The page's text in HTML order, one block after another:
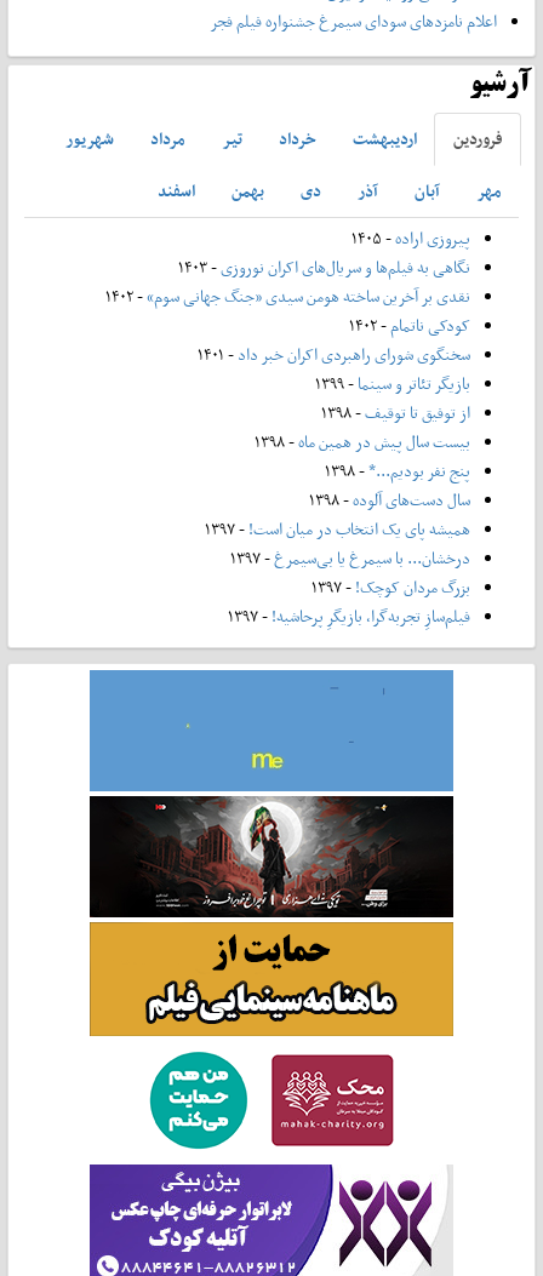
اعلام نامزدهای سودای سیمرغ جشنواره فیلم فجر
آرشیو
فروردين ارديبهشت خرداد تير مرداد
شهريور
مهر
آبان آذر دی بهمن
اسفند
پیروزی اراده- ۱۴۰۵
نگاهی به فیلم‌ها و سریال‌های اکران نوروزی- ۱۴۰۳
نقدی بر آخرین ساخته هومن سیدی «جنگ جهانی سوم»- ۱۴۰۲
کودکی ناتمام- ۱۴۰۲
سخنگوی شورای راهبردی اکران خبر داد- ۱۴۰۱
بازیگر تئاتر و سینما- ۱۳۹۹
از توفیق تا توقیف- ۱۳۹۸
بیست سال پیش در همین ماه- ۱۳۹۸
پنج نفر بودیم...*- ۱۳۹۸
سال دست‌های آلوده- ۱۳۹۸
همیشه پای یک انتخاب در میان است!- ۱۳۹۷
درخشان... با سیمرغ یا بی‌سیمرغ- ۱۳۹۷
بزرگ مردان کوچک!- ۱۳۹۷
فیلم‌سازِ تجربه‌گرا، بازیگرِ پرحاشیه!- ۱۳۹۷